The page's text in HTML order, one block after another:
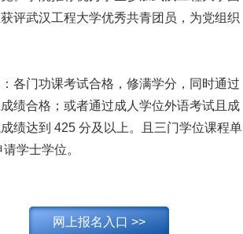
评武汉工程大学优秀共青团员，为党组织
各门功课考试合格，修满学分，同时通过
绩合格；或者通过成人学位外语考试且成
绩达到 425 分及以上。且三门学位课程单
学士学位。
网上报名入口 >>